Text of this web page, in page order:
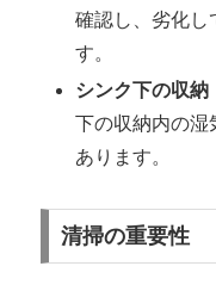
確認し、劣化し
す。
シンク下の収納
下の収納内の
あります。
清掃の重要性